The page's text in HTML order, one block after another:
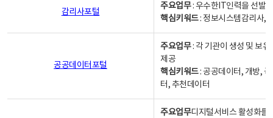
감리사포털
주요업무: 우수한IT인력을 선발
핵심키워드: 정보시스템감리사,
공공데이터포털
주요업무: 각 기관이 생성 및 보
제공
핵심키워드: 공공데이터, 개방,
터, 추천데이터
주요업무디지털서비스 활성화를